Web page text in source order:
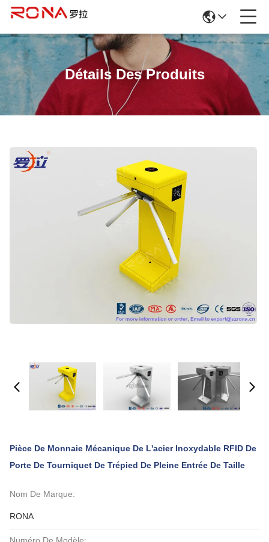
Détails Des Produits
Pièce De Monnaie Mécanique De L'acier Inoxydable RFID De
Porte De Tourniquet De Trépied De Pleine Entrée De Taille
Nom De Marque:
RONA